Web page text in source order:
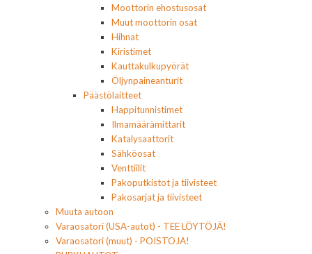
Moottorin ehostusosat
Muut moottorin osat
Hihnat
Kiristimet
Kauttakulkupyörät
Öljynpaineanturit
Päästölaitteet
Happitunnistimet
Ilmamäärämittarit
Katalysaattorit
Sähköosat
Venttiilit
Pakoputkistot ja tiivisteet
Pakosarjat ja tiivisteet
Muuta autoon
Varaosatori (USA-autot) - TEE LÖYTÖJÄ!
Varaosatori (muut) - POISTOJA!